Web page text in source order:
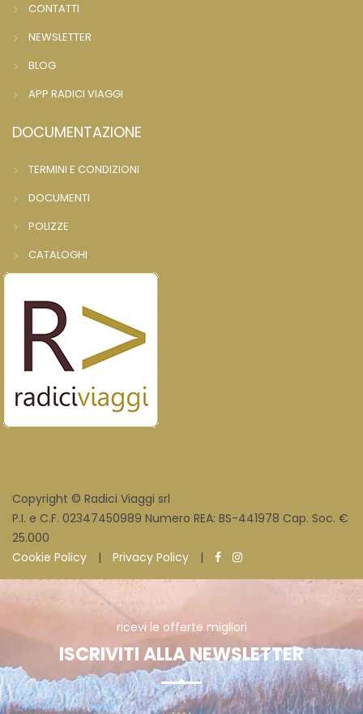
CONTATTI
NEWSLETTER
BLOG
APP RADICI VIAGGI
DOCUMENTAZIONE
TERMINI E CONDIZIONI
DOCUMENTI
POLIZZE
CATALOGHI
Copyright © Radici Viaggi srl
P.I. e C.F. 02347450989 Numero REA: BS-441978 Cap. Soc. €
25.000
Cookie Policy
| Privacy Policy |
ricevi le offerte migliori
ISCRIVITI ALLA NEWSLETTER